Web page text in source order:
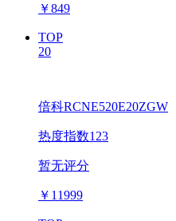
￥849
TOP
20
倍科RCNE520E20ZGW
热度指数123
暂无评分
￥ 11999